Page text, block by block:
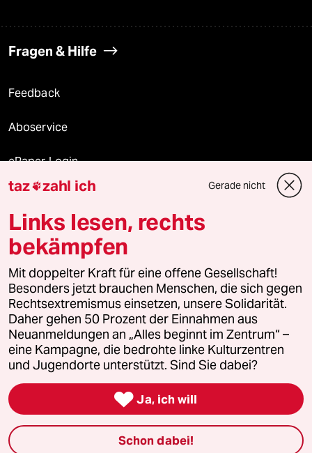
Fragen & Hilfe
Feedback
Aboservice
ePaper Login
Downloads für Abonnierende
© 2026 taz Verlags und Vertriebs GmbH
Alle Rechte vorbehalten. Bei rechtlichen Fragen oder für Genehmigungen
wenden Sie sich bitte an
lizenzen@taz.de
Feedback Redaktionsstatut Kommune-Richtlinien
Leitlinie Informant Datenschutz Impressum AGB
Seitenwende Einwilligungen widerrufen (Ads)
taz zahl ich Gerade nicht
Links lesen, rechts
bekämpfen
Mit doppelter Kraft für eine offene Gesellschaft!
Besonders jetzt brauchen Menschen, die sich gegen
Rechtsextremismus einsetzen, unsere Solidarität.
Daher gehen 50 Prozent der Einnahmen aus
Neuanmeldungen an „Alles beginnt im Zentrum“ –
eine Kampagne, die bedrohte linke Kulturzentren
und Jugendorte unterstützt. Sind Sie dabei?
 Ja, ich will
Schon dabei!